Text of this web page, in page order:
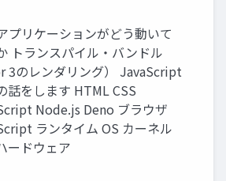
プリケーションがどう動いて
トランスパイル・バンドル
3のレンダリング） JavaScript
話をします HTML CSS
Node.js Deno ブラウザ
ランタイム OS カーネル
ードウェア